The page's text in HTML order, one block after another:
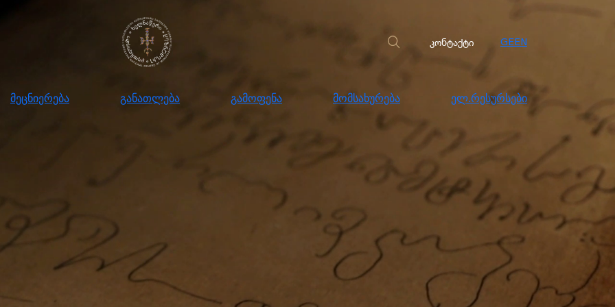
კონტაქტი GEEN
მეცნიერება განათლება გამოფენა მომსახურება ელ.რესურსები
განათლება